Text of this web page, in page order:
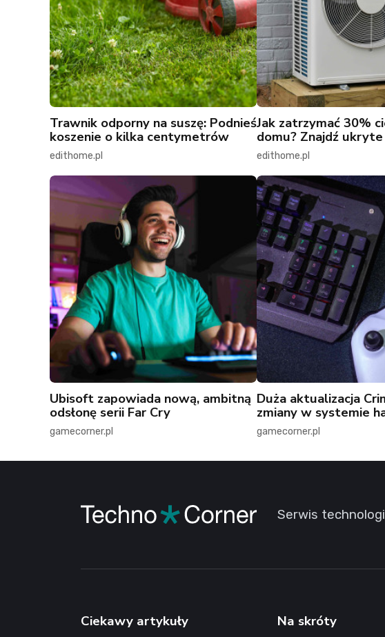
Trawnik odporny na suszę: Podnieś
koszenie o kilka centymetrów
edithome.pl
Jak zatrzymać 30%
domu? Znajdź
edithome.pl
Ubisoft zapowiada nową, ambitną
odsłonę serii Far Cry
gamecorner.pl
Duża aktualizacja
zmiany w systemie
gamecorner.pl
Serwis
Ciekawy artykuły Na skróty